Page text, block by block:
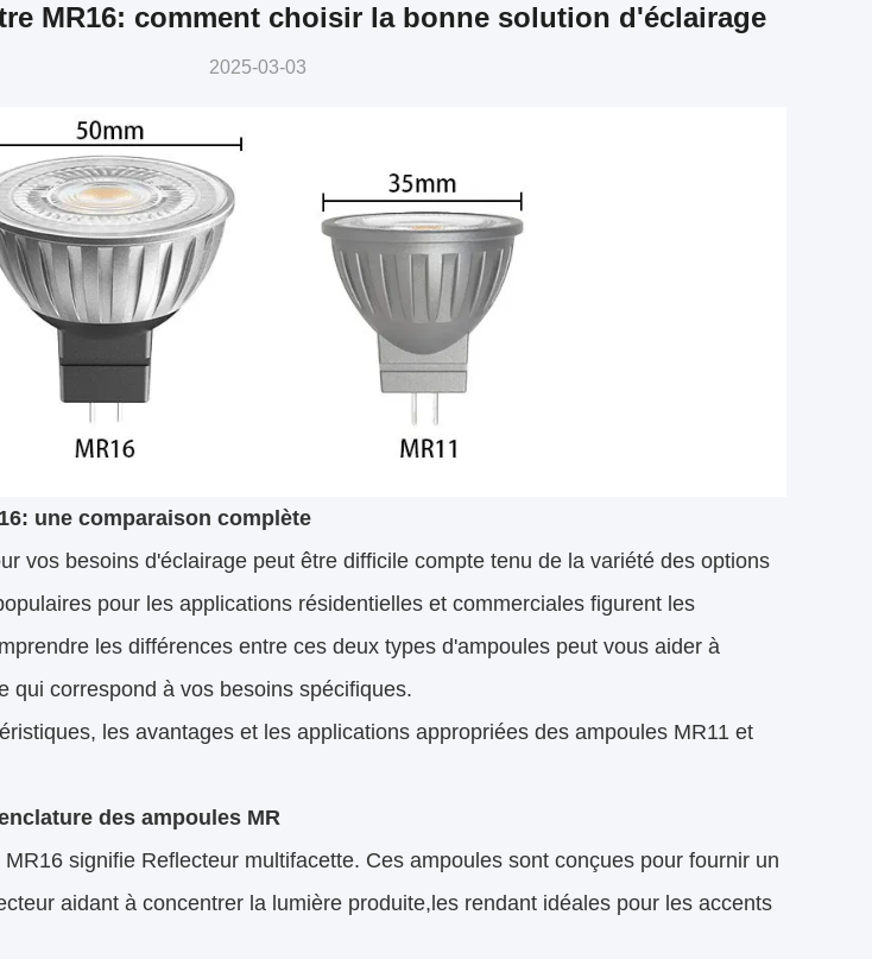
MR16: comment choisir la bonne solution d'éclairage
2025-03-03
une comparaison complète
vos besoins d'éclairage peut être difficile compte tenu de la variété des options
pour les applications résidentielles et commerciales figurent les
les différences entre ces deux types d'ampoules peut vous aider à
qui correspond à vos besoins spécifiques.
les avantages et les applications appropriées des ampoules MR11 et
des ampoules MR
signifie Reflecteur multifacette. Ces ampoules sont conçues pour fournir un
aidant à concentrer la lumière produite,les rendant idéales pour les accents